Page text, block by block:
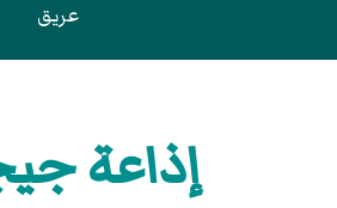
عريق
إذاعة